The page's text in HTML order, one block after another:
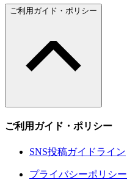
ご利用ガイド・ポリシー
ご利用ガイド・ポリシー
SNS投稿ガイドライン
プライバシーポリシー